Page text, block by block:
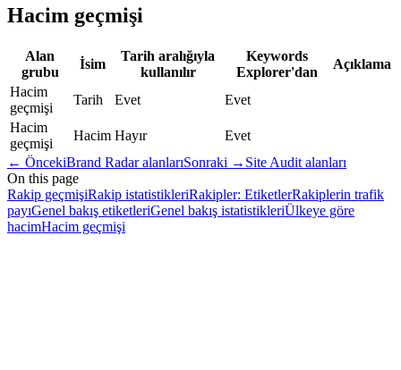
Hacim geçmişi
Alan
grubu
İsim
Tarih aralığıyla
kullanılır
Keywords
Explorer'dan
Açıklama
Hacim
geçmişi
Tarih Evet
Evet
Hacim
geçmişi
Hacim Hayır
Evet
← ÖncekiBrand Radar alanlarıSonraki → Site Audit alanları
On this page
Rakip geçmişiRakip istatistikleriRakipler: EtiketlerRakiplerin trafik
payıGenel bakış etiketleriGenel bakış istatistikleriÜlkeye göre
hacimHacim geçmişi